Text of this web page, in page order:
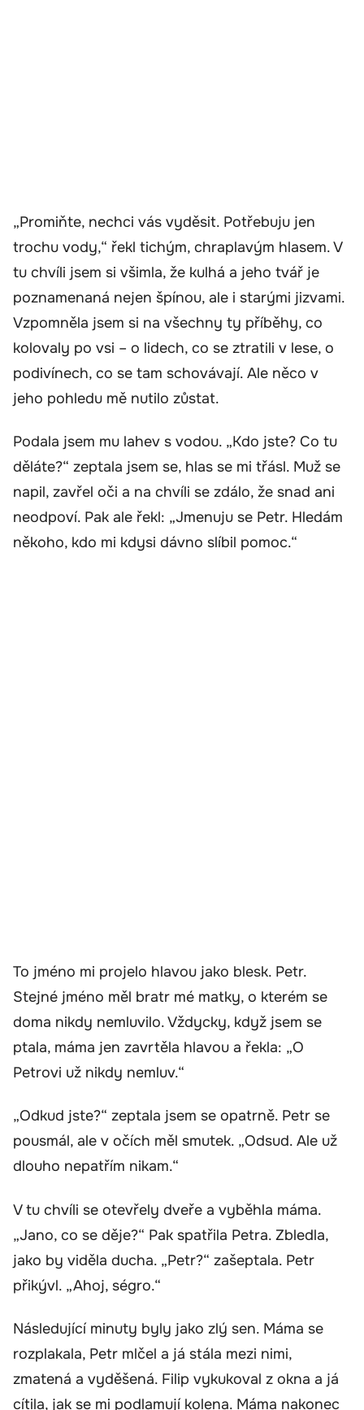
„Promiňte, nechci vás vyděsit. Potřebuju jen
trochu vody,“ řekl tichým, chraplavým hlasem. V
tu chvíli jsem si všimla, že kulhá a jeho tvář je
poznamenaná nejen špínou, ale i starými jizvami.
Vzpomněla jsem si na všechny ty příběhy, co
kolovaly po vsi – o lidech, co se ztratili v lese, o
podivínech, co se tam schovávají. Ale něco v
jeho pohledu mě nutilo zůstat.
Podala jsem mu lahev s vodou. „Kdo jste? Co tu
děláte?“ zeptala jsem se, hlas se mi třásl. Muž se
napil, zavřel oči a na chvíli se zdálo, že snad ani
neodpoví. Pak ale řekl: „Jmenuju se Petr. Hledám
někoho, kdo mi kdysi dávno slíbil pomoc.“
To jméno mi projelo hlavou jako blesk. Petr.
Stejné jméno měl bratr mé matky, o kterém se
doma nikdy nemluvilo. Vždycky, když jsem se
ptala, máma jen zavrtěla hlavou a řekla: „O
Petrovi už nikdy nemluv.“
„Odkud jste?“ zeptala jsem se opatrně. Petr se
pousmál, ale v očích měl smutek. „Odsud. Ale už
dlouho nepatřím nikam.“
V tu chvíli se otevřely dveře a vyběhla máma.
„Jano, co se děje?“ Pak spatřila Petra. Zbledla,
jako by viděla ducha. „Petr?“ zašeptala. Petr
přikývl. „Ahoj, ségro.“
Následující minuty byly jako zlý sen. Máma se
rozplakala, Petr mlčel a já stála mezi nimi,
zmatená a vyděšená. Filip vykukoval z okna a já
cítila, jak se mi podlamují kolena. Máma nakonec